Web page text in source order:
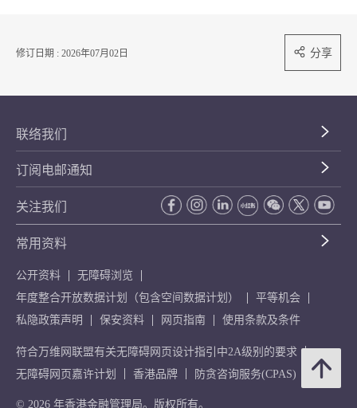
修订日期 : 2026年07月02日 分享
联络我们
订阅电邮通知
关注我们
常用资料
公开资料
无障碍浏览
年度整合开放数据计划（包含空间数据计划）
平等机会
私隐政策声明
保安资料 网页指南 使用条款及条件
符合万维网联盟有关无障碍网页设计指引中2A级别的要求
无障碍网页嘉许计划
香港品牌 防贪咨询服务(CPAS)
© 2026 年香港金融管理局。版权所有。